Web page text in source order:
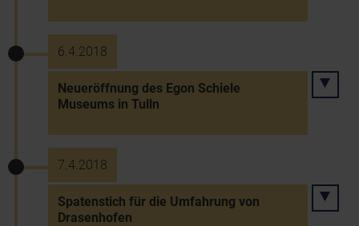
6.4.2018
Neueröffnung des Egon Schiele
Museums in Tulln
7.4.2018
Spatenstich für die Umfahrung von
Drasenhofen